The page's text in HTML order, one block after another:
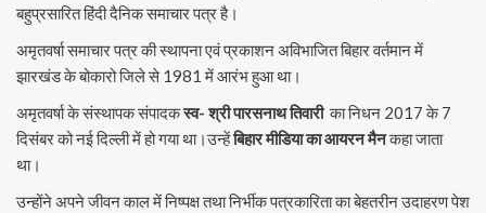
बहुप्रसारित हिंदी दैनिक समाचार पत्र है।
अमृतवर्षा समाचार पत्र की स्थापना एवं प्रकाशन अविभाजित बिहार वर्तमान में
झारखंड के बोकारो जिले से 1981 में आरंभ हुआ था।
अमृतवर्षा के संस्थापक संपादकस्व- श्री पारसनाथ तिवारीका निधन 2017 के 7
दिसंबर को नई दिल्ली में हो गया था।उन्हेंबिहार मीडिया का आयरन मैनकहा जाता
था।
उन्होंने अपने जीवन काल में निष्पक्ष तथा निर्भीक पत्रकारिता का बेहतरीन उदाहरण पेश